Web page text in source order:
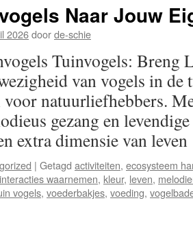
Naar Jouw
2026doorde-schie
Tuinvogels: Breng
van vogels in de
natuurliefhebbers.
gezang en
extra dimensie van
| Getagd activiteiten, ecosysteem
interacties waarnemen, kleur, leven,
vogels, voederbakjes, voeding,